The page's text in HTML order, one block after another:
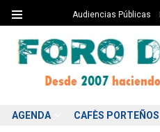
Audiencias Públicas
AGENDA CAFÈS PORTEÑOS